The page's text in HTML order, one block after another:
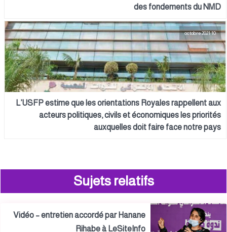
des fondements du NMD
10 octobre 2021
L’USFP estime que les orientations Royales rappellent aux
acteurs politiques, civils et économiques les priorités
auxquelles doit faire face notre pays
Sujets relatifs
Vidéo – entretien accordé par Hanane
Rihabe à LeSiteInfo